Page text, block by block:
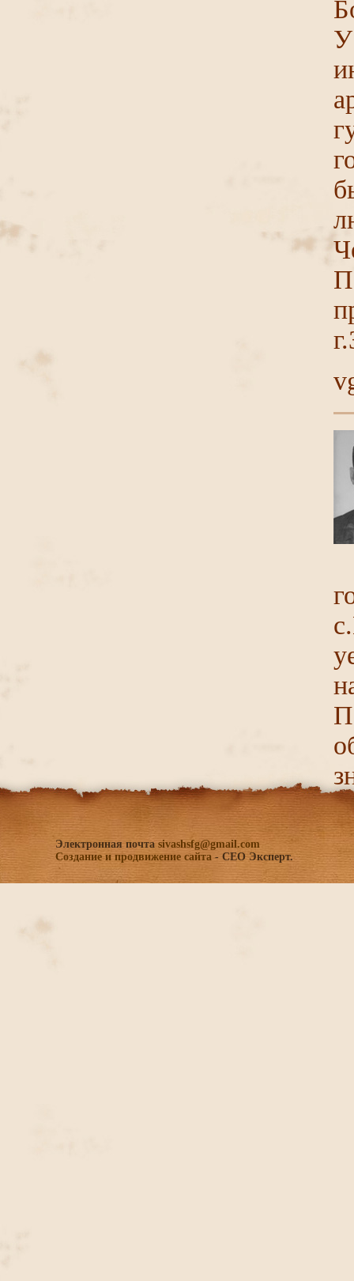
У
Электронная почта sivashsfg@gmail.com
Создание и продвижение сайта - СЕО Эксперт.